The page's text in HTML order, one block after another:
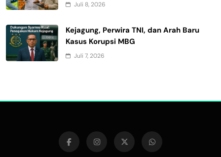
Juli 8, 2026
Kejagung, Perwira TNI, dan Arah Baru
Kasus Korupsi MBG
Juli 7, 2026